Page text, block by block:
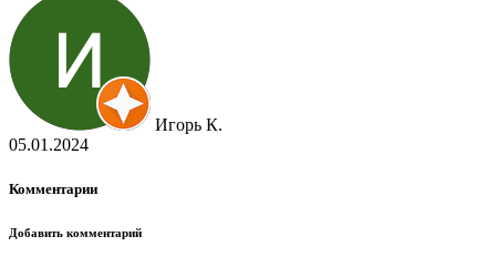
Игорь К.
05.01.2024
Комментарии
Добавить комментарий